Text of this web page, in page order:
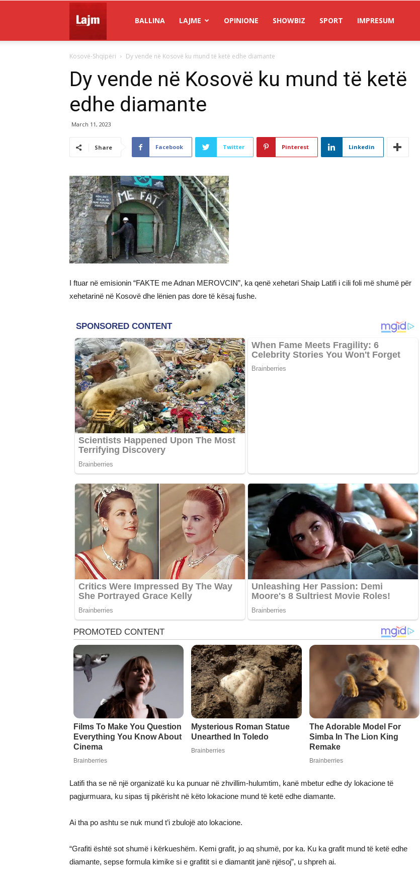
Lajm
BALLINA LAJME OPINIONE SHOWBIZ SPORT IMPRESUM
Kosovë-Shqipëri Dy vende në Kosovë ku mund të ketë edhe diamante
Dy vende në Kosovë ku mund të ketë
edhe diamante
March 11, 2023
Share Facebook Twitter Pinterest Linkedin
I ftuar në emisionin “FAKTE me Adnan MEROVCIN”, ka qenë xehetari Shaip Latifi i cili foli më shumë për
xehetarinë në Kosovë dhe lënien pas dore të kësaj fushe.
Latifi tha se në një organizatë ku ka punuar në zhvillim-hulumtim, kanë mbetur edhe dy lokacione të
pagjurmuara, ku sipas tij pikërisht në këto lokacione mund të ketë edhe diamante.
Ai tha po ashtu se nuk mund t’i zbulojë ato lokacione.
“Grafiti është sot shumë i kërkueshëm. Kemi grafit, jo aq shumë, por ka. Ku ka grafit mund të ketë edhe
diamante, sepse formula kimike si e grafitit si e diamantit janë njësoj”, u shpreh ai.